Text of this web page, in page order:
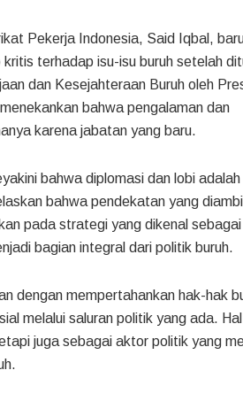
Pekerja Indonesia, Said Iqbal,
terhadap isu-isu buruh setelah
dan Kesejahteraan Buruh oleh
bahwa pengalaman dan
karena jabatan yang baru.
bahwa diplomasi dan lobi
bahwa pendekatan yang
pada strategi yang dikenal
bagian integral dari politik buruh.
dengan mempertahankan hak-hak
melalui saluran politik yang ada.
juga sebagai aktor politik yang